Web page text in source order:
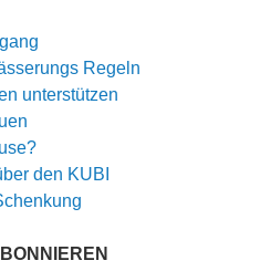
Regeln
unterstützen
den KUBI